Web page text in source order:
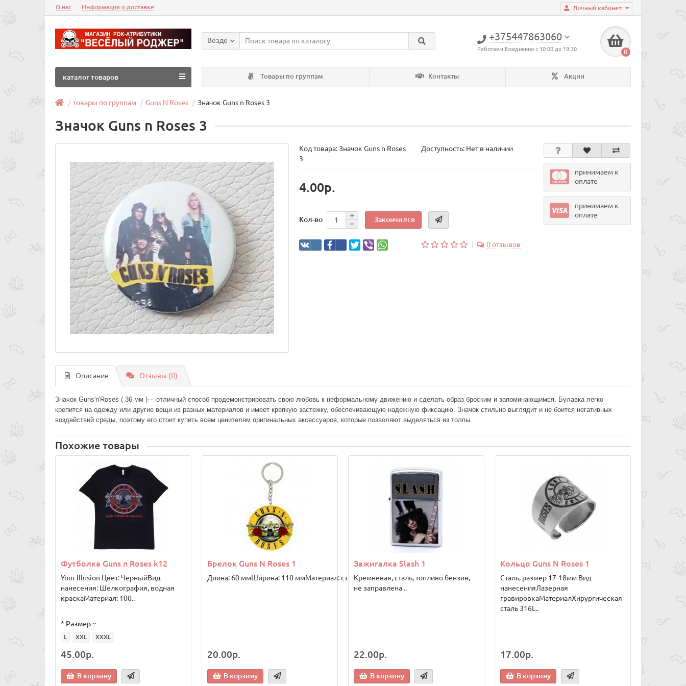
Личный кабинет
О нас Информация о доставке
+375447863060
Работаем Ежедневно с 10:00 до 19:30 0
Везде
Товары по группам Контакты Акции
каталог товаров
товары по группам Guns N Roses Значок Guns n Roses 3
Значок Guns n Roses 3
Код товара:Значок Guns n Roses
3
Доступность: Нет в наличии
4.00р.
Кол-во Закончился
0 отзывов
принимаем к
оплате
принимаем к
оплате
Описание Отзывы (0)
Значок Guns'n'Roses ( 36 мм )— отличный способ продемонстрировать свою любовь к неформальному движению и сделать образ броским и запоминающимся. Булавка легко
крепится на одежду или другие вещи из разных материалов и имеет крепкую застежку, обеспечивающую надежную фиксацию. Значок стильно выглядит и не боится негативных
воздействий среды, поэтому его стоит купить всем ценителям оригинальных аксессуаров, которые позволяют выделяться из толпы.
Похожие товары
Футболка Guns n Roses k12
Your Illusion Цвет: ЧерныйВид
нанесения: Шелкография, водная
краскаМатериал: 100..
* Размер ::
L XXL XXXL
45.00р.
В корзину
Брелок Guns N Roses 1
Длина: 60 ммШирина: 110 ммМатериал: сталь..
20.00р.
В корзину
Зажигалка Slash 1
Кремневая, сталь, топливо бензин,
не заправлена ..
22.00р.
В корзину
Кольцо Guns N Roses 1
Сталь, размер 17-18мм Вид
нанесенияЛазерная
гравировкаМатериалХирургическая
сталь 316L..
17.00р.
В корзину